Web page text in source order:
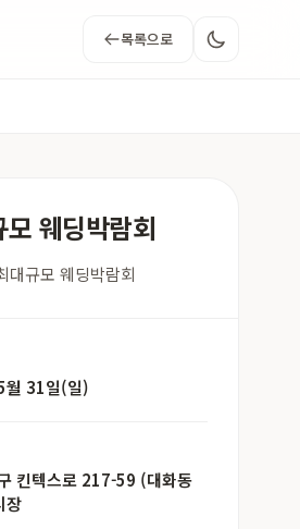
목록으로
웨딩박람회
대규모 웨딩박람회
31일(일)
킨텍스로 217-59 (대화동
장